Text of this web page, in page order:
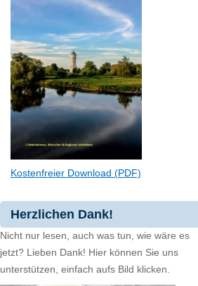
Kostenfreier Download (PDF)
Herzlichen Dank!
Nicht nur lesen, auch was tun, wie wäre es
jetzt? Lieben Dank! Hier können Sie uns
unterstützen, einfach aufs Bild klicken.